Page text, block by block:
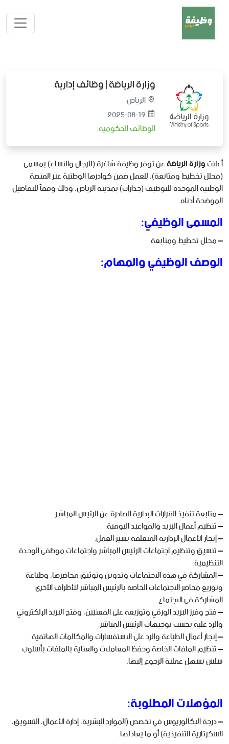
وزارة الرياضة | وظائف إدارية
الرياض
2025-08-19
الوظائف الحكوميه
أعلنتوزارة الرياضةعن توفر وظيفة شاغرة (للرجال والنساء) بمسمى
(محلل تخطيط ومتابعة)، للعمل ضمن كوادرها الوطنية عبر المنصة
الوطنية الموحدة للتوظيف (جدارات) بمدينة الرياض، وذلك وفقاً للتفاصيل
الموضحة أدناه.
المسمى الوظيفي:
– محلل تخطيط ومتابعة.
الوصف الوظيفي والمهام:
– متابعة تنفيذ القرارات الإدارية الصادرة عن الرئيس المباشر.
– تنظيم أعمال البريد والمواعيد اليومية.
– إنجاز الأعمال الإدارية المتعلقة بسير العمل.
– تنسيق وتنظيم اجتماعات الرئيس المباشر واجتماعات موظفي الوحدة
التنظيمية.
– المشاركة في هذه الاجتماعات وتدوين وتوثيق محاضرها، وطباعة
وتوزيع محاضر الاجتماعات الخاصة بالرئيس المباشر للأطراف الأخرى
المشاركة في الاجتماع.
– فتح وفرز البريد الورقي وتوزيعه على المعنيين، وفتح البريد الإلكتروني
والرد عليه بحسب توجيهات الرئيس المباشر.
– إنجاز أعمال الطباعة والرد على الاستفسارات والمكالمات الهاتفية.
– تنظيم الملفات الخاصة وحفظ المعاملات والعناية بالملفات بأسلوب
سلس يسهل عملية الرجوع إليها.
المؤهلات المطلوبة:
– درجة البكالوريوس في تخصص (الموارد البشرية، إدارة الأعمال، التسويق،
السكرتارية التنفيذية) أو ما يعادلها.